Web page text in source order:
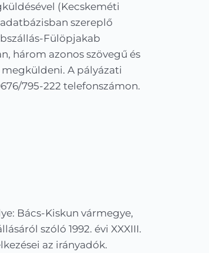
(Kecskeméti
szereplő
Fülöpjakab
három azonos szövegű és
A pályázati
795-222 telefonszámon.
Bács-Kiskun vármegye,
szóló 1992. évi XXXIII.
az irányadók.